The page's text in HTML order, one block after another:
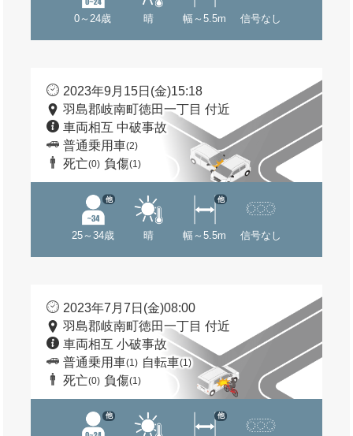
0～24歳 晴 幅～5.5m 信号なし
2023年9月15日(金)15:18
羽島郡岐南町徳田一丁目 付近
車両相互 中破事故
普通乗用車(2)
死亡(0) 負傷(1)
25～34歳
他
晴 幅～5.5m
他
信号なし
2023年7月7日(金)08:00
羽島郡岐南町徳田一丁目 付近
車両相互 小破事故
普通乗用車(1) 自転車(1)
死亡(0) 負傷(1)
他 他